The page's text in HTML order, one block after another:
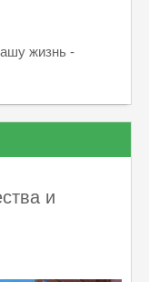
жизнь -
и